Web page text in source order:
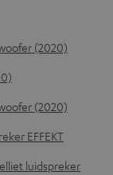
(2020)
(2020)
EFFEKT
luidspreker